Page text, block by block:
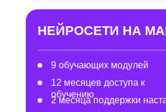
НЕЙРОСЕТИ НА
9 обучающих модулей
12 месяцев доступа к
обучению
2 месяца поддержки